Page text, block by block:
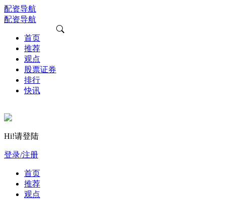
配资导航
配资导航
首页
推荐
观点
股票证券
排行
快讯
Hi!请登陆
登录/注册
首页
推荐
观点